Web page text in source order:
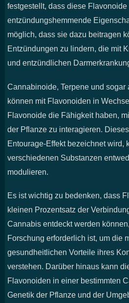
festgestellt, dass diese Flavonoide
entzündungshemmende
möglich, dass sie dazu beitragen
Entzündungen zu lindern, die mit
und entzündlichen
Cannabinoide, Terpene und sogar
können mit Flavonoiden in
Flavonoide die Fähigkeit haben,
der Pflanze zu interagieren.
Entourage-Effekt bezeichnet wird,
verschiedenen Substanzen
modulieren.
Es ist wichtig zu bedenken, dass
kleinen Prozentsatz der
Cannabis entdeckt werden
Forschung erforderlich ist, um die
gesundheitlichen Vorteile ihres
verstehen. Darüber hinaus kann
Flavonoiden in einer bestimmten
Genetik der Pflanze und der